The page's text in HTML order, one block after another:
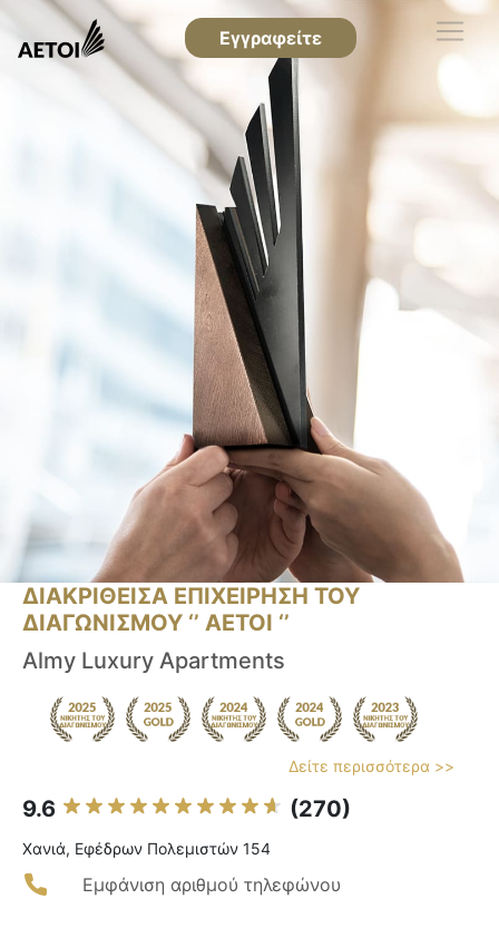
Εγγραφείτε
ΔΙΑΚΡΙΘΕΙΣΑ ΕΠΙΧΕΙΡΗΣΗ ΤΟΥ
ΔΙΑΓΩΝΙΣΜΟΥ ‘’ ΑΕΤΟΙ ‘’
Almy Luxury Apartments
Δείτε περισσότερα >>
9.6 (270)
Χανιά, Εφέδρων Πολεμιστών 154
Εμφάνιση αριθμού τηλεφώνου